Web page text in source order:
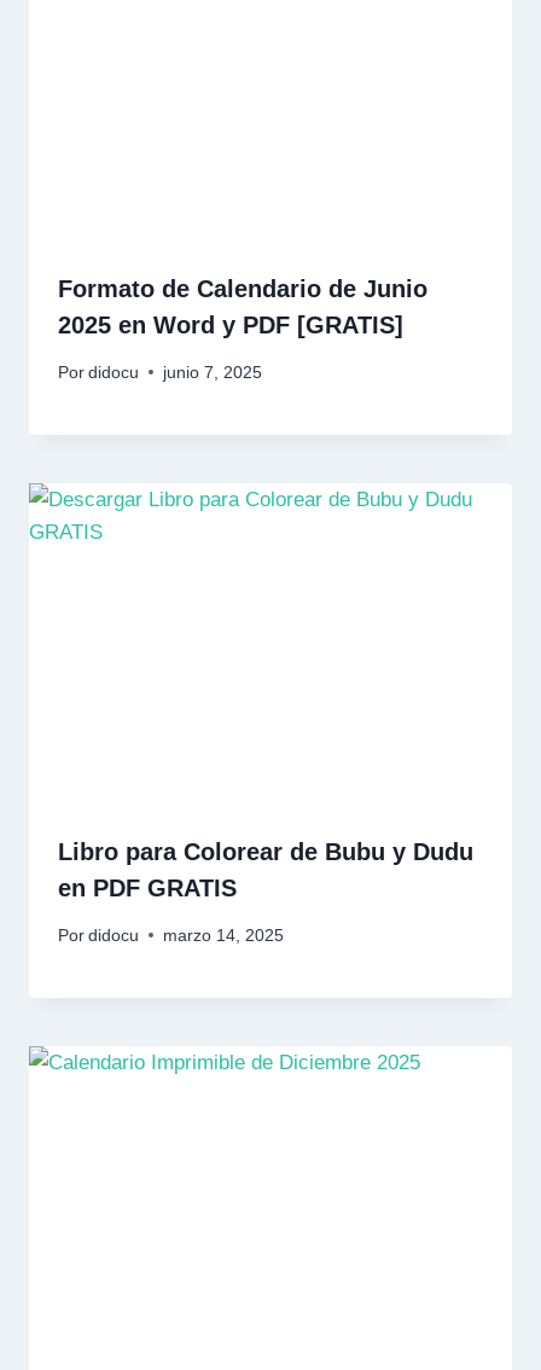
Formato de Calendario de Junio
2025 en Word y PDF [GRATIS]
Por didocu junio 7, 2025
Libro para Colorear de Bubu y Dudu
en PDF GRATIS
Por didocu marzo 14, 2025